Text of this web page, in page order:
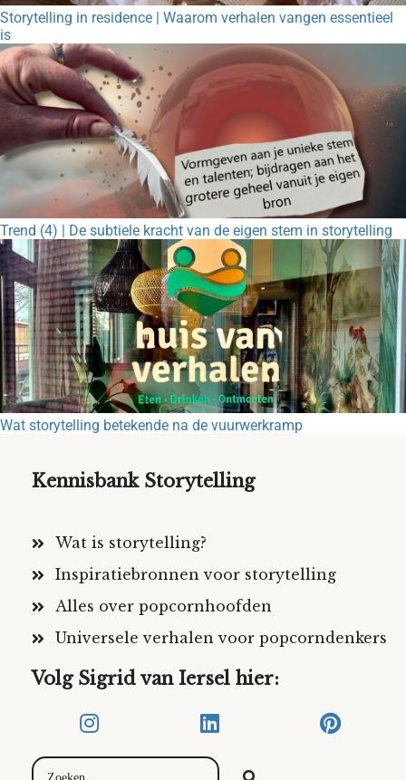
Storytelling in residence | Waarom verhalen vangen essentieel
is
Trend (4) | De subtiele kracht van de eigen stem in storytelling
Wat storytelling betekende na de vuurwerkramp
Kennisbank Storytelling
Wat is storytelling?
Inspiratiebronnen voor storytelling
Alles over popcornhoofden
Universele verhalen voor popcorndenkers
Volg Sigrid van Iersel hier: